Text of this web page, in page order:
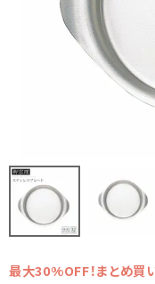
最大30%OFF！まとめ買